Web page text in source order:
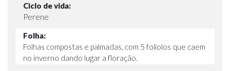
Ciclo de vida:
Perene
Folha:
Folhas compostas e palmadas, com 5 folíolos que caem
no inverno dando lugar a floração.